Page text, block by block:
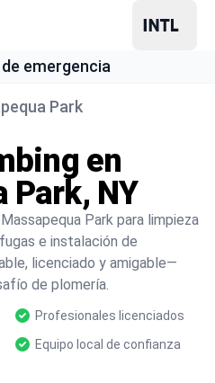
emergencia
Park
en
Park, NY
Park para limpieza
e instalación de
licenciado y amigable—
de plomería.
Profesionales licenciados
Equipo local de confianza